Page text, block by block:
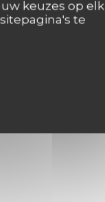
keuzes op elk
te